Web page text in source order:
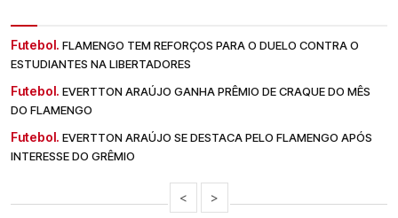
Futebol. FLAMENGO TEM REFORÇOS PARA O DUELO CONTRA O
ESTUDIANTES NA LIBERTADORES
Futebol. EVERTTON ARAÚJO GANHA PRÊMIO DE CRAQUE DO MÊS
DO FLAMENGO
Futebol. EVERTTON ARAÚJO SE DESTACA PELO FLAMENGO APÓS
INTERESSE DO GRÊMIO
< >